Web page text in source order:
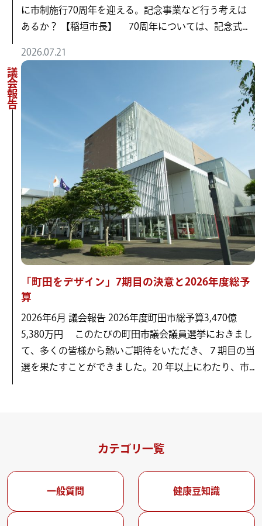
に市制施行70周年を迎える。記念事業など行う考えは
あるか？ 【稲垣市長】 70周年については、記念式...
2026.07.21
議会報告
「町田をデザイン」7期目の決意と2026年度総予
算
2026年6月 議会報告 2026年度町田市総予算3,470億
5,380万円 このたびの町田市議会議員選挙におきまし
て、多くの皆様から熱いご期待をいただき、７期目の当
選を果たすことができました。20 年以上にわたり、市...
カテゴリ一覧
一般質問 健康豆知識